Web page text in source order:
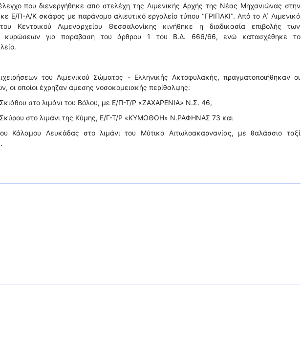
που διενεργήθηκε από στελέχη της Λιμενικής Αρχής της Νέας Μηχανιώνας στην
Ε/Π-Α/Κ σκάφος με παράνομο αλιευτικό εργαλείο τύπου ‘’ΓΡΙΠΑΚΙ’’. Από το Α΄ Λιμενικό
Κεντρικού Λιμεναρχείου Θεσσαλονίκης κινήθηκε η διαδικασία επιβολής των
κυρώσεων για παράβαση του άρθρου 1 του Β.Δ. 666/66, ενώ κατασχέθηκε το
του Λιμενικού Σώματος - Ελληνικής Ακτοφυλακής, πραγματοποιήθηκαν οι
οι οποίοι έχρηζαν άμεσης νοσοκομειακής περίθαλψης:
στο λιμάνι του Βόλου, με Ε/Π-Τ/Ρ «ΖΑΧΑΡΕΝΙΑ» Ν.Σ. 46,
Σκύρου στο λιμάνι της Κύμης, Ε/Γ-Τ/Ρ «ΚΥΜΟΘΟΗ» Ν.ΡΑΦΗΝΑΣ 73 και
Κάλαμου Λευκάδας στο λιμάνι του Μύτικα Αιτωλοακαρνανίας, με θαλάσσιο ταξί